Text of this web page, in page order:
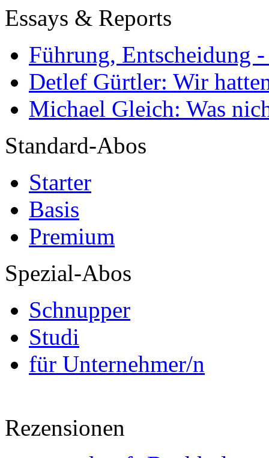
Essays & Reports
Führung, Entscheidung
Detlef Gürtler: Wir
Michael Gleich: Was
Standard-Abos
Starter
Basis
Premium
Spezial-Abos
Schnupper
Studi
für Unternehmer/n
Rezensionen